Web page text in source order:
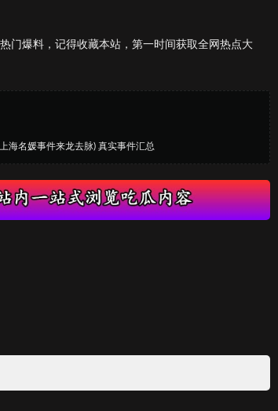
门爆料，记得收藏本站，第一时间获取全网热点大
海名媛事件来龙去脉) 真实事件汇总